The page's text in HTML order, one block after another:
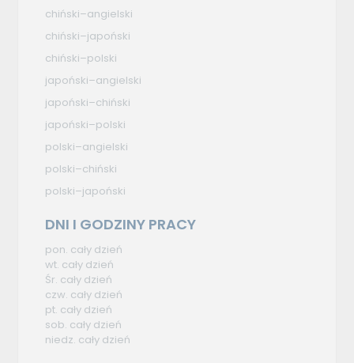
chiński–angielski
chiński–japoński
chiński–polski
japoński–angielski
japoński–chiński
japoński–polski
polski–angielski
polski–chiński
polski–japoński
DNI I GODZINY PRACY
pon. cały dzień
wt. cały dzień
Śr. cały dzień
czw. cały dzień
pt. cały dzień
sob. cały dzień
niedz. cały dzień